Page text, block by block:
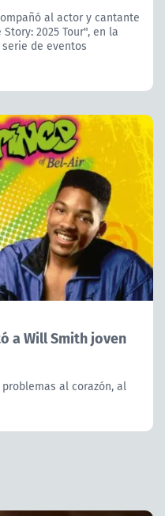
al actor y cantante
2025 Tour", en la
de eventos
a Will Smith joven
al corazón, al